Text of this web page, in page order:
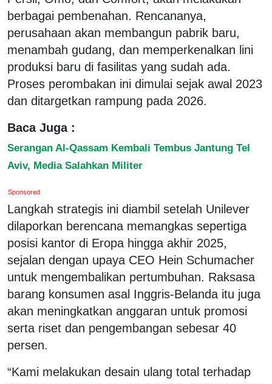
berbagai pembenahan. Rencananya,
perusahaan akan membangun pabrik baru,
menambah gudang, dan memperkenalkan lini
produksi baru di fasilitas yang sudah ada.
Proses perombakan ini dimulai sejak awal 2023
dan ditargetkan rampung pada 2026.
Baca Juga :
Serangan Al-Qassam Kembali Tembus Jantung Tel
Aviv, Media Salahkan Militer
Sponsored
Langkah strategis ini diambil setelah Unilever
dilaporkan berencana memangkas sepertiga
posisi kantor di Eropa hingga akhir 2025,
sejalan dengan upaya CEO Hein Schumacher
untuk mengembalikan pertumbuhan. Raksasa
barang konsumen asal Inggris-Belanda itu juga
akan meningkatkan anggaran untuk promosi
serta riset dan pengembangan sebesar 40
persen.
“Kami melakukan desain ulang total terhadap